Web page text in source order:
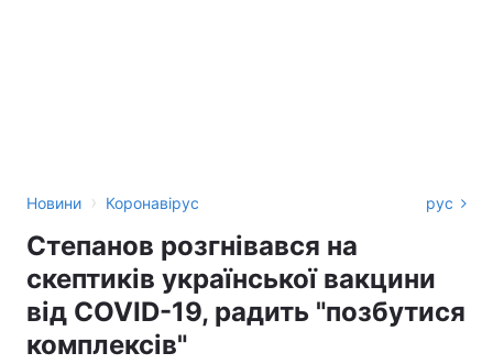
Новини › Коронавірус рус
Степанов розгнівався на
скептиків української вакцини
від COVID-19, радить "позбутися
комплексів"